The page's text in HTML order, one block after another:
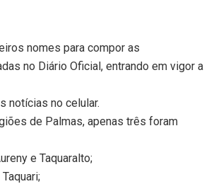
nomes para compor as
no Diário Oficial, entrando em vigor a
notícias no celular.
de Palmas, apenas três foram
e Taquaralto;